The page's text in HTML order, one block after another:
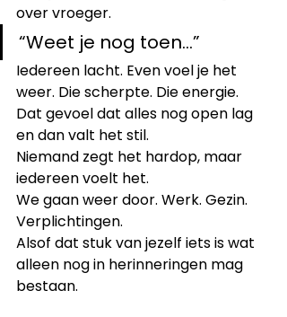
over vroeger.
“Weet je nog toen…”
Iedereen lacht. Even voel je het
weer. Die scherpte. Die energie.
Dat gevoel dat alles nog open lag
en dan valt het stil.
Niemand zegt het hardop, maar
iedereen voelt het.
We gaan weer door. Werk. Gezin.
Verplichtingen.
Alsof dat stuk van jezelf iets is wat
alleen nog in herinneringen mag
bestaan.